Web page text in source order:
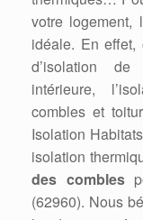
votre logement,
idéale. En effet,
d’isolation de
intérieure,
combles et
Isolation
isolation
des combles
(62960). Nous